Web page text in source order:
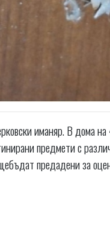
иманяр. В дома
предмети с
предадени за